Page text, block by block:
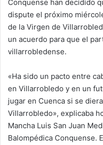
Conquense han decidido
dispute el próximo
de la Virgen de
un acuerdo para que el
villarrobledense.
«Ha sido un pacto entre
en Villarrobledo y en un
jugar en Cuenca si se
Villarrobledo», explicaba
Mancha Luis San Juan
Balompédica Conquense.